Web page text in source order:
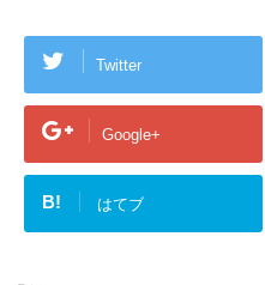
Twitter
Google+
B! はてブ